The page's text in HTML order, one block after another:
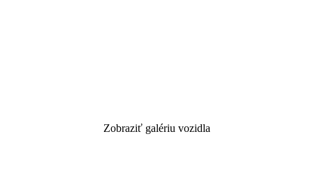
Zobraziť galériu vozidla